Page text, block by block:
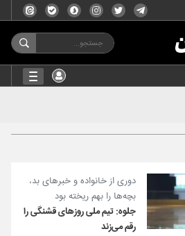
دوری از خانواده و خبرهای بد،
بچه‌ها را بهم ریخته بود
جلوه: تیم ملی روزهای قشنگی را
رقم می‌زند